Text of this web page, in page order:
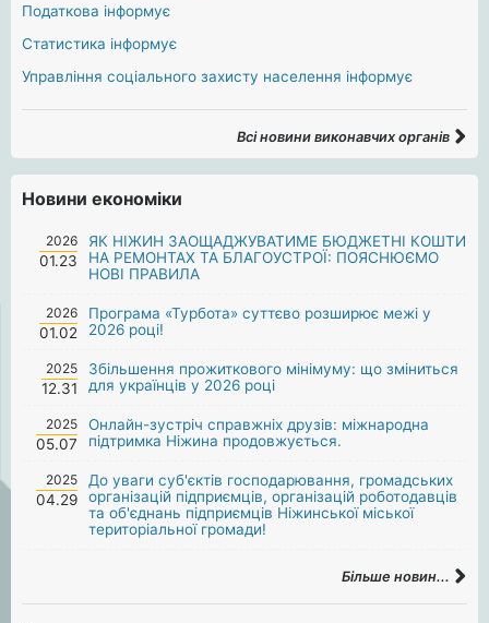
Податкова інформує
Статистика інформує
Управління соціального захисту населення інформує
Всі новини виконавчих органів
Новини економіки
2026
01.23
ЯК НІЖИН ЗАОЩАДЖУВАТИМЕ БЮДЖЕТНІ КОШТИ
НА РЕМОНТАХ ТА БЛАГОУСТРОЇ: ПОЯСНЮЄМО
НОВІ ПРАВИЛА
2026
01.02
Програма «Турбота» суттєво розширює межі у
2026 році!
2025
12.31
Збільшення прожиткового мінімуму: що зміниться
для українців у 2026 році
2025
05.07
Онлайн-зустріч справжніх друзів: міжнародна
підтримка Ніжина продовжується.
2025
04.29
До уваги суб'єктів господарювання, громадських
організацій підприємців, організацій роботодавців
та об'єднань підприємців Ніжинської міської
територіальної громади!
Більше новин...